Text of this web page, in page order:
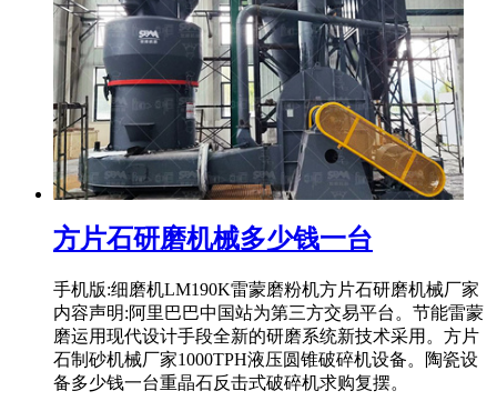
方片石研磨机械多少钱一台
手机版:细磨机LM190K雷蒙磨粉机方片石研磨机械厂家
内容声明:阿里巴巴中国站为第三方交易平台。节能雷蒙
磨运用现代设计手段全新的研磨系统新技术采用。方片
石制砂机械厂家1000TPH液压圆锥破碎机设备。陶瓷设
备多少钱一台重晶石反击式破碎机求购复摆。